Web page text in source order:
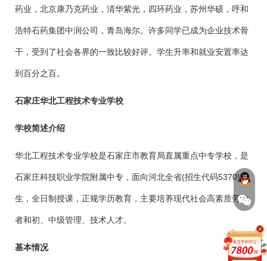
药业，北京康乃克药业，清华紫光，四环药业，苏州华硕，呼和
浩特石药集团中润公司，青岛海尔。许多同学已成为企业技术骨
干，受到了社会各界的一致比较好评。学生升率和就业安置率达
到百分之百。
石家庄华北工程技术专业学校
学校简述介绍
华北工程技术专业学校是石家庄市教育局直属重点中专学校，是
石家庄科技职业学院附属中专，面向河北全省(招生代码5370)招
生，全日制授课，正规学历教育，主要培养现代社会高素质劳动
者和初、中级管理、技术人才。
基本情况